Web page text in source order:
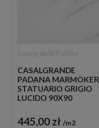
CASALGRANDE
PADANA MARMOKER
STATUARIO GRIGIO
LUCIDO 90X90
445,00 zł m2